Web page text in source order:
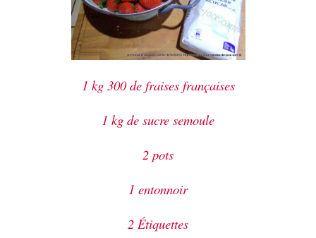
1 kg 300 de fraises françaises
1 kg de sucre semoule
2 pots
1 entonnoir
2 Étiquettes